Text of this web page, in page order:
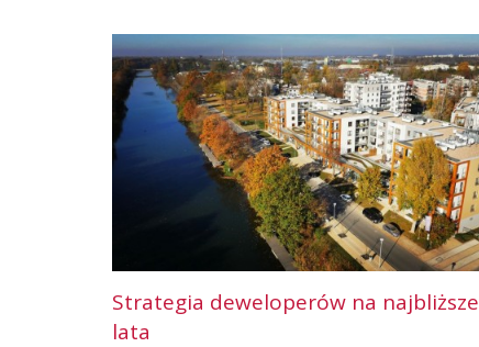
Strategia deweloperów na najbliższe
lata